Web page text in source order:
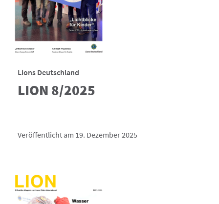
Lions Deutschland
LION 8/2025
Veröffentlicht am 19. Dezember 2025